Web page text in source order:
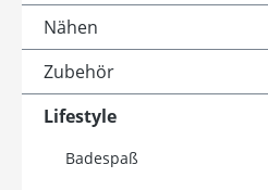
Nähen
Zubehör
Lifestyle
Badespaß